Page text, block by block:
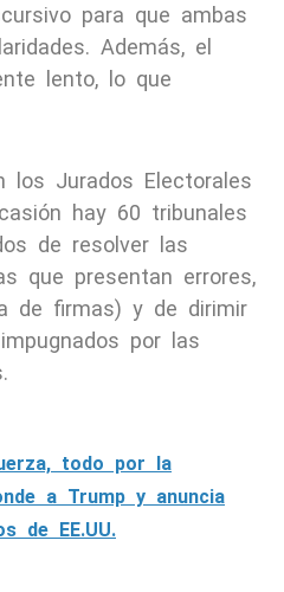
para que ambas
Además, el
lento, lo que
los Jurados Electorales
hay 60 tribunales
de resolver las
que presentan errores,
de firmas) y de dirimir
por las
todo por la
a Trump y anuncia
de EE.UU.